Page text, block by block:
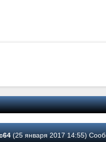
(25 января 2017 14:55)